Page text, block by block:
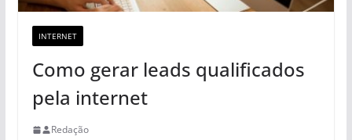
INTERNET
Como gerar leads qualificados
pela internet
Redação